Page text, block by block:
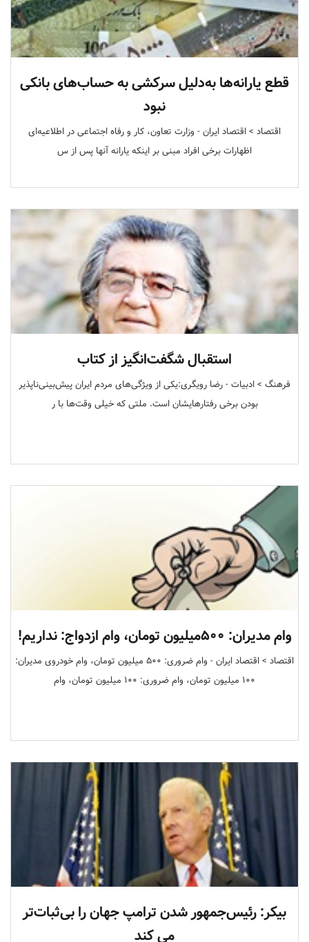
قطع یارانه‌ها به‌دلیل سرکشی به حساب‌های بانکی
نبود
اقتصاد > اقتصاد‌ ایران - وزارت تعاون، کار و رفاه اجتماعی در اطلاعیه‌ای
اظهارات برخی افراد مبنی بر اینکه یارانه آنها پس از س
استقبال شگفت‌انگیز از کتاب
فرهنگ > ادبیات - رضا رویگری:یکی از ویژگی‌های مردم ایران پیش‌بینی‌ناپذیر
بودن برخی رفتارهایشان است. ملتی که خیلی وقت‌ها با ر
وام مدیران: ۵۰۰میلیون تومان، وام ازدواج: نداریم!
اقتصاد > اقتصاد‌ ایران - وام ضروری: ۵۰۰ میلیون تومان، وام خودروی مدیران:
۱۰۰ میلیون تومان، وام ضروری: ۱۰۰ میلیون تومان، وام
بیکر: رئیس‌جمهور شدن ترامپ جهان را بی‌ثبات‌تر
می کند